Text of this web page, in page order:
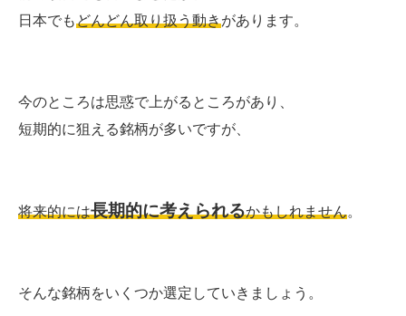
日本でもどんどん取り扱う動きがあります。
今のところは思惑で上がるところがあり、
短期的に狙える銘柄が多いですが、
将来的には長期的に考えられるかもしれません。
そんな銘柄をいくつか選定していきましょう。